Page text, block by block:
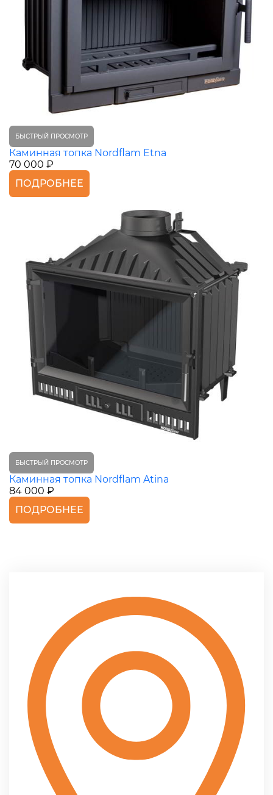
БЫСТРЫЙ ПРОСМОТР
Каминная топка Nordflam Etna
70 000 ₽
ПОДРОБНЕЕ
БЫСТРЫЙ ПРОСМОТР
Каминная топка Nordflam Atina
84 000 ₽
ПОДРОБНЕЕ